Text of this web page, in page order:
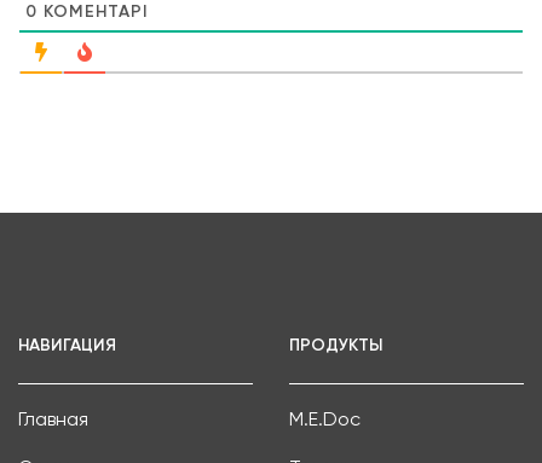
0 КОМЕНТАРІ
НАВИГАЦИЯ
Главная
ПРОДУКТЫ
M.E.Doc